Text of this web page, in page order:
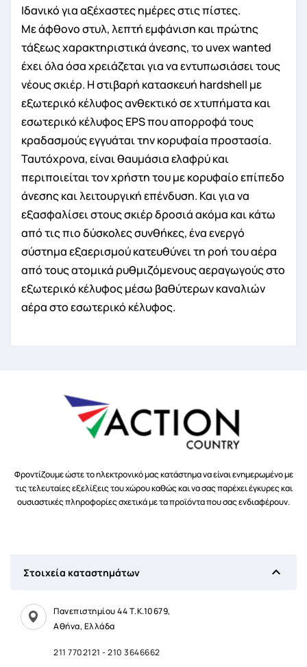
Ιδανικό για αξέχαστες ημέρες στις πίστες.
Με άφθονο στυλ, λεπτή εμφάνιση και πρώτης
τάξεως χαρακτηριστικά άνεσης, το uvex wanted
έχει όλα όσα χρειάζεται για να εντυπωσιάσει τους
νέους σκιέρ. Η στιβαρή κατασκευή hardshell με
εξωτερικό κέλυφος ανθεκτικό σε χτυπήματα και
εσωτερικό κέλυφος EPS που απορροφά τους
κραδασμούς εγγυάται την κορυφαία προστασία.
Ταυτόχρονα, είναι θαυμάσια ελαφρύ και
περιποιείται τον χρήστη του με κορυφαίο επίπεδο
άνεσης και λειτουργική επένδυση. Και για να
εξασφαλίσει στους σκιέρ δροσιά ακόμα και κάτω
από τις πιο δύσκολες συνθήκες, ένα ενεργό
σύστημα εξαερισμού κατευθύνει τη ροή του αέρα
από τους ατομικά ρυθμιζόμενους αεραγωγούς στο
εξωτερικό κέλυφος μέσω βαθύτερων καναλιών
αέρα στο εσωτερικό κέλυφος.
Φροντίζουμε ώστε το ηλεκτρονικό μας κατάστημα να είναι ενημερωμένο με
τις τελευταίες εξελίξεις του χώρου καθώς και να σας παρέχει έγκυρες και
ουσιαστικές πληροφορίες σχετικά με τα προϊόντα που σας ενδιαφέρουν.
Στοιχεία καταστημάτων 
Πανεπιστημίου 44 Τ.Κ.10679,
Αθήνα, Ελλάδα
211 7702121 -210 3646662